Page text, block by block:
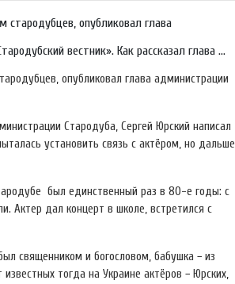
стародубцев, опубликовал глава
вестник». Как рассказал глава ...
опубликовал глава администрации
Стародуба, Сергей Юрский написал
установить связь с актёром, но дальше
был единственный раз в 80-е годы: с
Актер дал концерт в школе, встретился с
священником и богословом, бабушка − из
тогда на Украине актёров − Юрских,